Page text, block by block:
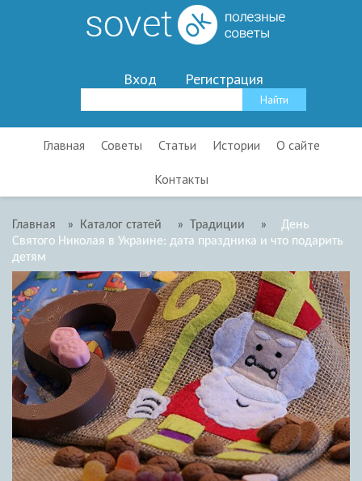
Вход Регистрация
Главная Советы Статьи Истории О сайте
Контакты
Главная » Каталог статей » Традиции »
День
Святого Николая в Украине: дата праздника и что подарить
детям